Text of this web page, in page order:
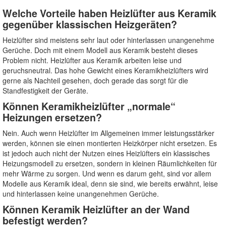
Welche Vorteile haben Heizlüfter aus Keramik
gegenüber klassischen Heizgeräten?
Heizlüfter sind meistens sehr laut oder hinterlassen unangenehme
Gerüche. Doch mit einem Modell aus Keramik besteht dieses
Problem nicht. Heizlüfter aus Keramik arbeiten leise und
geruchsneutral. Das hohe Gewicht eines Keramikheizlüfters wird
gerne als Nachteil gesehen, doch gerade das sorgt für die
Standfestigkeit der Geräte.
Können Keramikheizlüfter „normale“
Heizungen ersetzen?
Nein. Auch wenn Heizlüfter im Allgemeinen immer leistungsstärker
werden, können sie einen montierten Heizkörper nicht ersetzen. Es
ist jedoch auch nicht der Nutzen eines Heizlüfters ein klassisches
Heizungsmodell zu ersetzen, sondern in kleinen Räumlichkeiten für
mehr Wärme zu sorgen. Und wenn es darum geht, sind vor allem
Modelle aus Keramik ideal, denn sie sind, wie bereits erwähnt, leise
und hinterlassen keine unangenehmen Gerüche.
Können Keramik Heizlüfter an der Wand
befestigt werden?